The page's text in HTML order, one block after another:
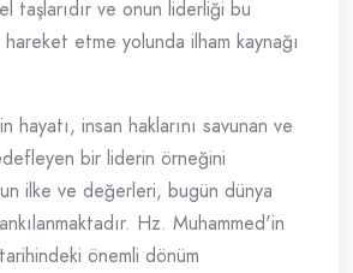
taşlarıdır ve onun liderliği bu
etme yolunda ilham kaynağı
hayatı, insan haklarını savunan ve
bir liderin örneğini
ilke ve değerleri, bugün dünya
Hz. Muhammed'in
önemli dönüm